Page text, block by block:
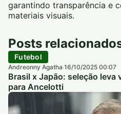
garantindo transparência e
materiais visuais.
Posts
Futebol
Andreonny Agatha·16/10/2025 00:07
Brasil x Japão: seleção leva
para Ancelotti